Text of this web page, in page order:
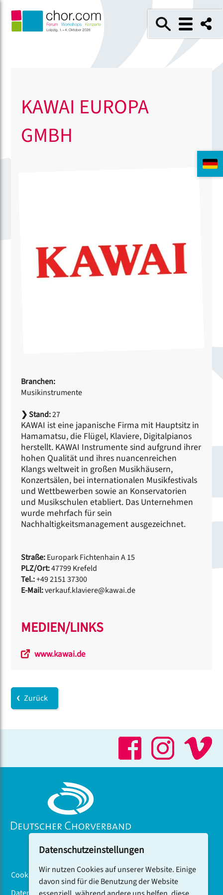
KAWAI EUROPA
GMBH
Branchen:
Musikinstrumente
❯Stand:27
KAWAI ist eine japanische Firma mit Hauptsitz in
Hamamatsu, die Flügel, Klaviere, Digitalpianos
herstellt. KAWAI Instrumente sind aufgrund ihrer
hohen Qualität und ihres nuancenreichen
Klangs weltweit in großen Musikhäusern,
Konzertsälen, bei internationalen Musikfestivals
und Wettbewerben sowie an Konservatorien
und Musikschulen etabliert. Das Unternehmen
wurde mehrfach für sein
Nachhaltigkeitsmanagement ausgezeichnet.
Straße:Europark Fichtenhain A 15
PLZ/Ort:47799 Krefeld
Tel.:+49 2151 37300
E-Mail:verkauf.klaviere@kawai.de
MEDIEN/LINKS
www.kawai.de
Zurück
Cookiebanner
Datenschutzeinstellungen
Wir nutzen Cookies auf unserer Website. Einige
davon sind für die Benutzung der Website